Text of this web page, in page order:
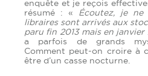
enquête et je reçois
résumé : « Écoutez, je ne
libraires sont arrivés aux
paru fin 2013 mais en janvier
a parfois de grands
Comment peut-on croire à
être d’un casse nocturne.